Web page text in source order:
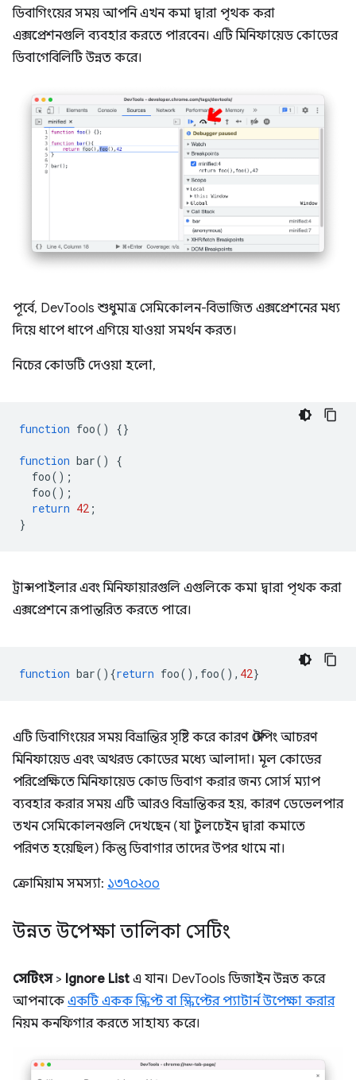
ডিবাগিংয়ের সময় আপনি এখন কমা দ্বারা পৃথক করা
এক্সপ্রেশনগুলি ব্যবহার করতে পারবেন। এটি মিনিফায়েড কোডের
ডিবাগেবিলিটি উন্নত করে।
পূর্বে, DevTools শুধুমাত্র সেমিকোলন-বিভাজিত এক্সপ্রেশনের মধ্য
দিয়ে ধাপে ধাপে এগিয়ে যাওয়া সমর্থন করত।
নিচের কোডটি দেওয়া হলো,
function foo() {}
function bar()
{
foo();
foo();
return 42 ;
}
ট্রান্সপাইলার এবং মিনিফায়ারগুলি এগুলিকে কমা দ্বারা পৃথক করা
এক্সপ্রেশনে রূপান্তরিত করতে পারে।
function bar(){return foo(), foo(), 42}
এটি ডিবাগিংয়ের সময় বিভ্রান্তির সৃষ্টি করে কারণ স্টেপিং আচরণ
মিনিফায়েড এবং অথরড কোডের মধ্যে আলাদা। মূল কোডের
পরিপ্রেক্ষিতে মিনিফায়েড কোড ডিবাগ করার জন্য সোর্স ম্যাপ
ব্যবহার করার সময় এটি আরও বিভ্রান্তিকর হয়, কারণ ডেভেলপার
তখন সেমিকোলনগুলি দেখছেন (যা টুলচেইন দ্বারা কমাতে
পরিণত হয়েছিল) কিন্তু ডিবাগার তাদের উপর থামে না।
ক্রোমিয়াম সমস্যা: ১৩৭০২০০
উন্নত উপেক্ষা তালিকা সেটিং
সেটিংস> Ignore List এ যান। DevTools ডিজাইন উন্নত করে
আপনাকেএকটি একক স্ক্রিপ্ট বা স্ক্রিপ্টের প্যাটার্ন উপেক্ষা করার
নিয়ম কনফিগার করতে সাহায্য করে।